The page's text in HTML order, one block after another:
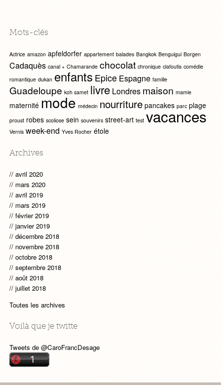
Mots-clés
Actrice amazon apfeldorfer appartement balades Bangkok Benguigui Borgen
Cadaquès canal + Chamarande chocolat chronique clafoutis comédie
romantique dukan enfants Epice Espagne famille
Guadeloupe koh samet livre Londres maison mamie
maternité mode médecin nourriture pancakes parc plage
proust robes scoliose sein souvenirs street-art test vacances
Vernis week-end Yves Rocher étole
Archives
avril 2020
mars 2020
avril 2019
mars 2019
février 2019
janvier 2019
décembre 2018
novembre 2018
octobre 2018
septembre 2018
août 2018
juillet 2018
Toutes les archives
Voilà que je twitte
Tweets de @CaroFrancDesage